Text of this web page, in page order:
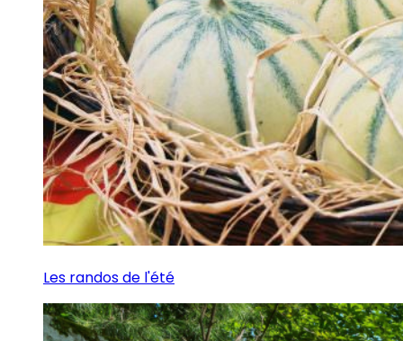
Les randos de l'été